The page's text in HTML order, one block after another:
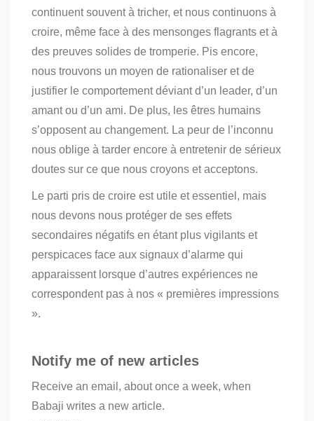
continuent souvent à tricher, et nous continuons à
croire, même face à des mensonges flagrants et à
des preuves solides de tromperie. Pis encore,
nous trouvons un moyen de rationaliser et de
justifier le comportement déviant d’un leader, d’un
amant ou d’un ami. De plus, les êtres humains
s’opposent au changement. La peur de l’inconnu
nous oblige à tarder encore à entretenir de sérieux
doutes sur ce que nous croyons et acceptons.
Le parti pris de croire est utile et essentiel, mais
nous devons nous protéger de ses effets
secondaires négatifs en étant plus vigilants et
perspicaces face aux signaux d’alarme qui
apparaissent lorsque d’autres expériences ne
correspondent pas à nos « premières impressions
».
Notify me of new articles
Receive an email, about once a week, when
Babaji writes a new article.